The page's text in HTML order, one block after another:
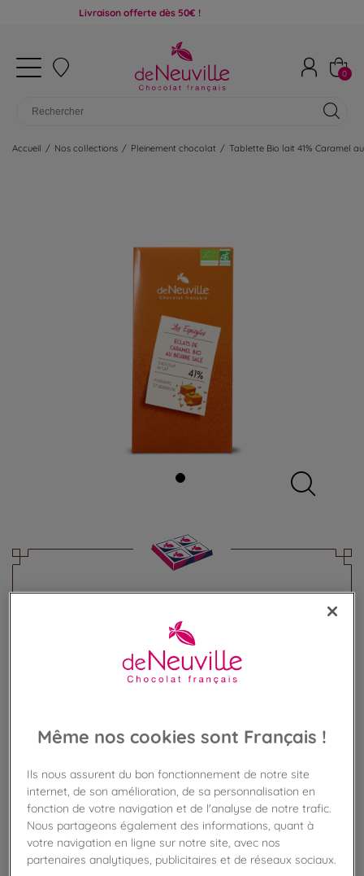
Livraison offerte dès 50€ !
0
Accueil / Nos collections / Pleinement chocolat / Tablette Bio lait 41% Caramel
beurre salé
Chocolat au lait bio et caramel beurre salé
5,60 €
AJOUTER AU PANIER
Disponible en boutique !
Vérifier la disponibilité en magasin
Frais de port offert
dès 50€ d'achat
Même nos cookies sont Français !
Ils nous assurent du bon fonctionnement de notre site
internet, de son amélioration, de sa personnalisation en
fonction de votre navigation et de l'analyse de notre trafic.
Nous partageons également des informations, quant à
votre navigation en ligne sur notre site, avec nos
partenaires analytiques, publicitaires et de réseaux sociaux.